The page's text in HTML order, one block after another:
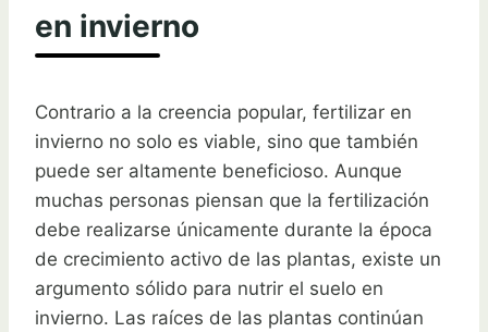
en invierno
Contrario a la creencia popular, fertilizar en
invierno no solo es viable, sino que también
puede ser altamente beneficioso. Aunque
muchas personas piensan que la fertilización
debe realizarse únicamente durante la época
de crecimiento activo de las plantas, existe un
argumento sólido para nutrir el suelo en
invierno. Las raíces de las plantas continúan